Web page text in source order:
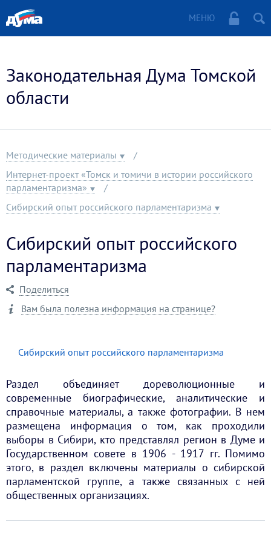
МЕНЮ
Законодательная Дума Томской
области
Методические материалы
Интернет-проект «Томск и томичи в истории российского
парламентаризма»
Сибирский опыт российского парламентаризма
Сибирский опыт российского
парламентаризма
Поделиться
Вам была полезна информация на странице?
Раздел объединяет дореволюционные и
современные биографические, аналитические и
справочные материалы, а также фотографии. В нем
размещена информация о том, как проходили
выборы в Сибири, кто представлял регион в Думе и
Государственном совете в 1906 - 1917 гг. Помимо
этого, в раздел включены материалы о сибирской
парламентской группе, а также связанных с ней
общественных организациях.
Сибирский опыт российского парламентаризма